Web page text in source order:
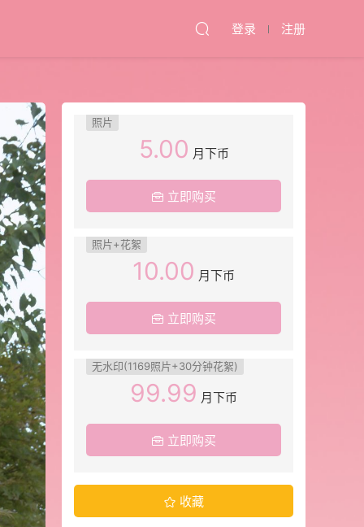
登录 注册
照片
5.00 月下币
立即购买
照片+花絮
10.00 月下币
立即购买
无水印(1169照片+30分钟花絮)
99.99 月下币
立即购买
收藏